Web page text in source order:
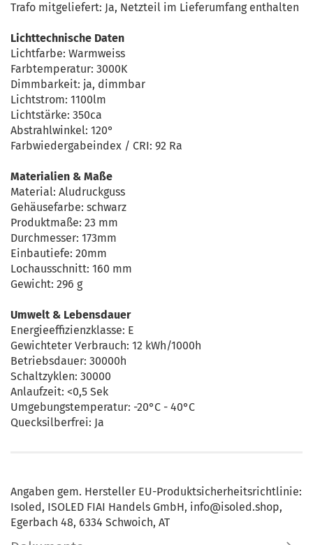
Trafo mitgeliefert: Ja, Netzteil im Lieferumfang enthalten
Lichttechnische Daten
Lichtfarbe: Warmweiss
Farbtemperatur: 3000K
Dimmbarkeit: ja, dimmbar
Lichtstrom: 1100lm
Lichtstärke: 350ca
Abstrahlwinkel: 120°
Farbwiedergabeindex / CRI: 92 Ra
Materialien & Maße
Material: Aludruckguss
Gehäusefarbe: schwarz
Produktmaße: 23 mm
Durchmesser: 173mm
Einbautiefe: 20mm
Lochausschnitt: 160 mm
Gewicht: 296 g
Umwelt & Lebensdauer
Energieeffizienzklasse: E
Gewichteter Verbrauch: 12 kWh/1000h
Betriebsdauer: 30000h
Schaltzyklen: 30000
Anlaufzeit: <0,5 Sek
Umgebungstemperatur: -20°C - 40°C
Quecksilberfrei: Ja
Angaben gem. Hersteller EU-Produktsicherheitsrichtlinie:
Isoled, ISOLED FIAI Handels GmbH, info@isoled.shop,
Egerbach 48, 6334 Schwoich, AT